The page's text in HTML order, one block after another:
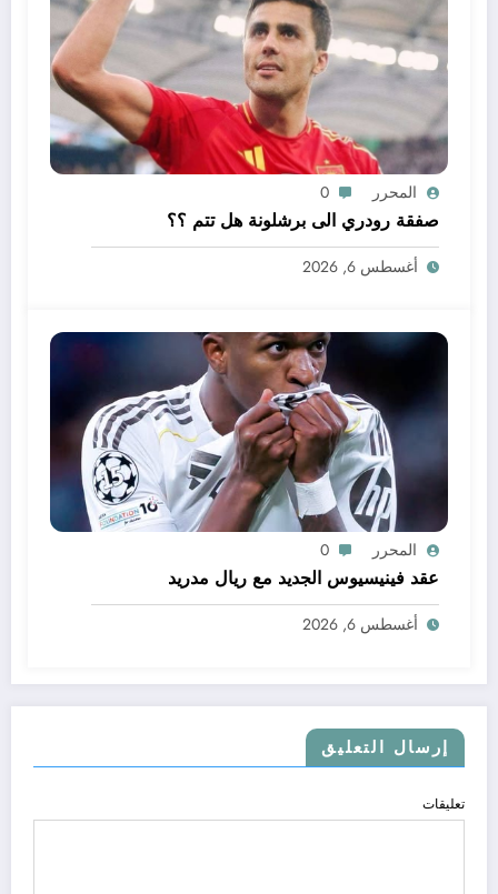
المحرر 0
صفقة رودري الى برشلونة هل تتم ؟؟
أغسطس 6, 2026
المحرر 0
عقد فينيسيوس الجديد مع ريال مدريد
أغسطس 6, 2026
إرسال التعليق
تعليقات